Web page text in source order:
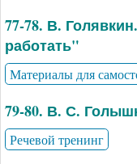
77-78. В.
работать"
Материалы для
79-80. В. С.
Речевой тренинг